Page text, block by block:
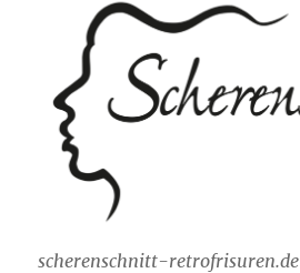
scherenschnitt-retrofrisuren.de